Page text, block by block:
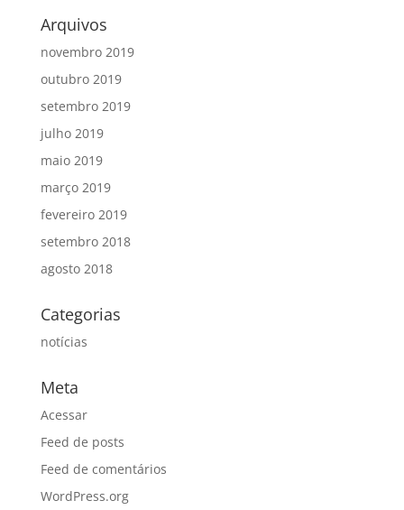
Arquivos
novembro 2019
outubro 2019
setembro 2019
julho 2019
maio 2019
março 2019
fevereiro 2019
setembro 2018
agosto 2018
Categorias
notícias
Meta
Acessar
Feed de posts
Feed de comentários
WordPress.org